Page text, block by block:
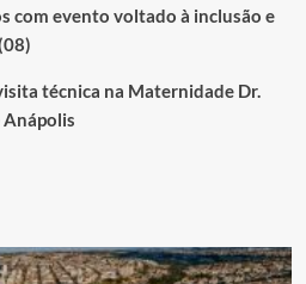
com evento voltado à inclusão e
técnica na Maternidade Dr.
Anápolis